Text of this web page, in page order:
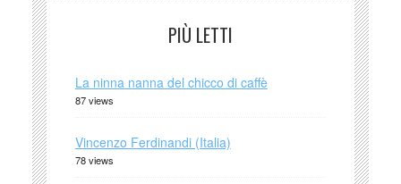
PIÙ LETTI
La ninna nanna del chicco di caffè
87 views
Vincenzo Ferdinandi (Italia)
78 views